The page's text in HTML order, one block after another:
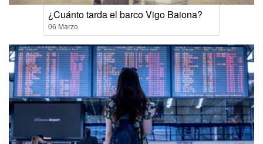
¿Cuánto tarda el barco Vigo Baiona?
06 Marzo